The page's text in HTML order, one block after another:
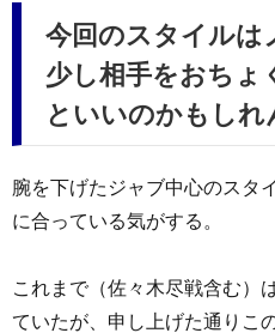
今回のスタイルは
少し相手をおちょ
といいのかもしれ
腕を下げたジャブ中心のスタ
に合っている気がする。
これまで（佐々木尽戦含む）
ていたが、申し上げた通りこ